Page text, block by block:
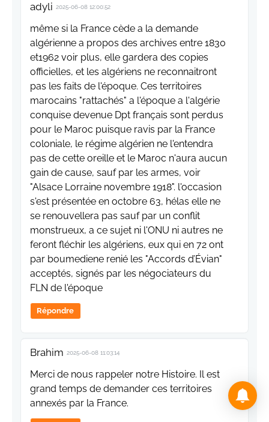
adyli 2025-06-08 12:00:52
même si la France cède a la demande
algérienne a propos des archives entre 1830
et1962 voir plus, elle gardera des copies
officielles, et les algériens ne reconnaitront
pas les faits de l'époque. Ces territoires
marocains "rattachés" a l'époque a l'algérie
conquise devenue Dpt français sont perdus
pour le Maroc puisque ravis par la France
coloniale, le régime algérien ne l'entendra
pas de cette oreille et le Maroc n'aura aucun
gain de cause, sauf par les armes, voir
"Alsace Lorraine novembre 1918". l'occasion
s'est présentée en octobre 63, hélas elle ne
se renouvellera pas sauf par un conflit
monstrueux, a ce sujet ni l'ONU ni autres ne
feront fléchir les algériens, eux qui en 72 ont
par boumediene renié les "Accords d’Évian"
acceptés, signés par les négociateurs du
FLN de l'époque
Répondre
Brahim 2025-06-08 11:03:14
Merci de nous rappeler notre Histoire. Il est
grand temps de demander ces territoires
annexés par la France.